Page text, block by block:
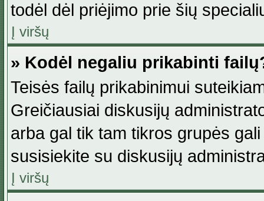
todėl dėl priėjimo prie šių
Į viršų
» Kodėl negaliu prikabinti
Teisės failų prikabinimui
Greičiausiai diskusijų
arba gal tik tam tikros grupės
susisiekite su diskusijų
Į viršų